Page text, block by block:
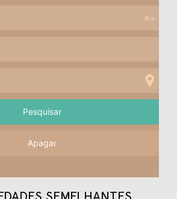
Apagar